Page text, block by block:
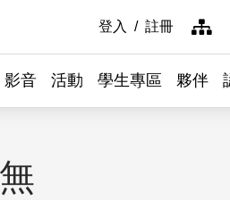
登入 註冊 網
影音 活動 學生專區 夥伴